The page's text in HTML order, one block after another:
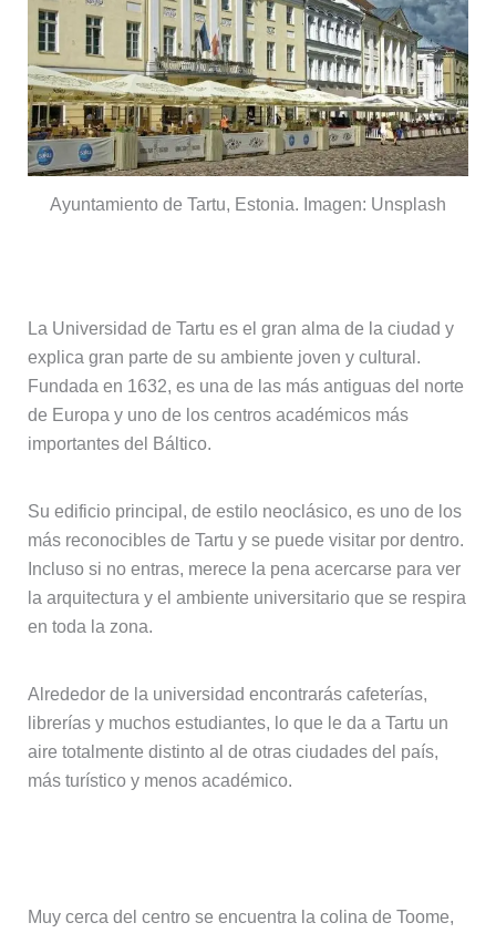
Ayuntamiento de Tartu, Estonia. Imagen: Unsplash
La Universidad de Tartu es el gran alma de la ciudad y
explica gran parte de su ambiente joven y cultural.
Fundada en 1632, es una de las más antiguas del norte
de Europa y uno de los centros académicos más
importantes del Báltico.
Su edificio principal, de estilo neoclásico, es uno de los
más reconocibles de Tartu y se puede visitar por dentro.
Incluso si no entras, merece la pena acercarse para ver
la arquitectura y el ambiente universitario que se respira
en toda la zona.
Alrededor de la universidad encontrarás cafeterías,
librerías y muchos estudiantes, lo que le da a Tartu un
aire totalmente distinto al de otras ciudades del país,
más turístico y menos académico.
Muy cerca del centro se encuentra la colina de Toome,